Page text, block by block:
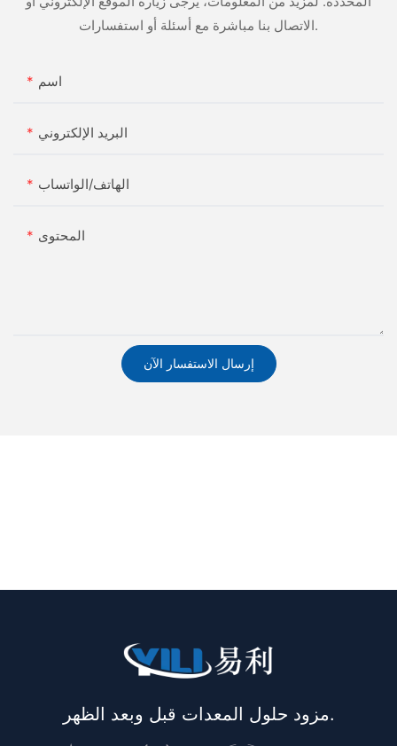
الاتصال بنا مباشرة مع أسئلة أو استفسارات.
اسم
البريد الإلكتروني
الهاتف/الواتساب
المحتوى
إرسال الاستفسار الآن
مزود حلول المعدات قبل وبعد الظهر.